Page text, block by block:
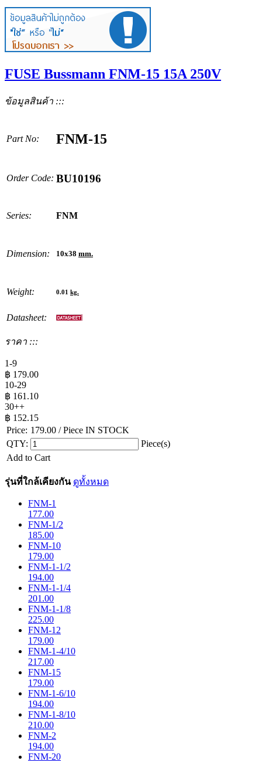
FUSE Bussmann FNM-15 15A 250V
ข้อมูลสินค้า :::
Part No: FNM-15
Order Code: BU10196
Series: FNM
Dimension: 10x38 mm.
Weight: 0.01 kg.
Datasheet:
ราคา :::
1-9
฿ 179.00
10-29
฿ 161.10
30++
฿ 152.15
Price: 179.00 / Piece IN STOCK
QTY:
Piece(s)
Add to Cart
รุ่นที่ใกล้เคียงกัน ดูทั้งหมด
FNM-1
177.00
FNM-1/2
185.00
FNM-10
179.00
FNM-1-1/2
194.00
FNM-1-1/4
201.00
FNM-1-1/8
225.00
FNM-12
179.00
FNM-1-4/10
217.00
FNM-15
179.00
FNM-1-6/10
194.00
FNM-1-8/10
210.00
FNM-2
194.00
FNM-20